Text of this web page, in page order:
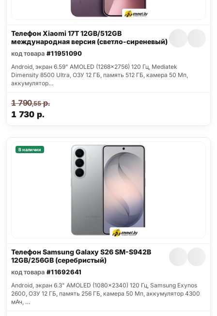
Телефон Xiaomi 17T 12GB/512GB
международная версия (светло-сиреневый)
код товара #11951090
Android, экран 6.59" AMOLED (1268x2756) 120 Гц, Mediatek
Dimensity 8500 Ultra, ОЗУ 12 ГБ, память 512 ГБ, камера 50 Мп,
аккумулятор…
1 730 р.
1 790,55р.
В наличии
Телефон Samsung Galaxy S26 SM-S942B
12GB/256GB (серебристый)
код товара #11692641
Android, экран 6.3" AMOLED (1080x2340) 120 Гц, Samsung Exynos
2600, ОЗУ 12 ГБ, память 256 ГБ, камера 50 Мп, аккумулятор 4300
мАч, …